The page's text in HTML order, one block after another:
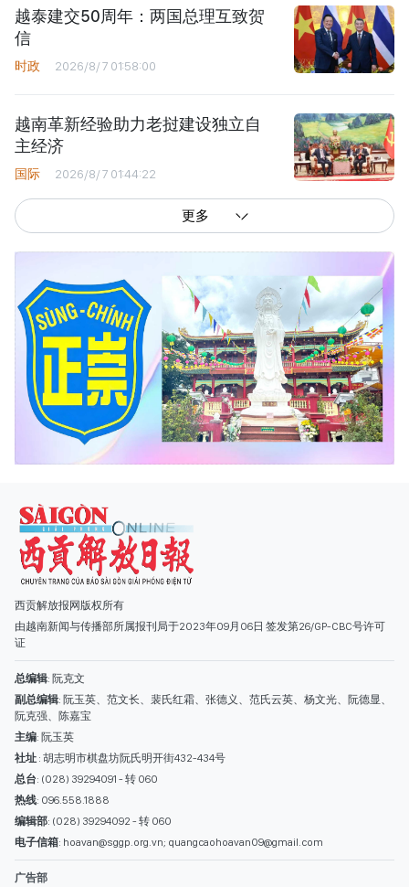
越泰建交50周年：两国总理互致贺
信
时政 2026/8/7 01:58:00
越南革新经验助力老挝建设独立自
主经济
国际 2026/8/7 01:44:22
更多
西贡解放报网版权所有
由越南新闻与传播部所属报刊局于2023年09月06日 签发第26/GP-CBC号许可
副总编辑: 阮玉英、范文长、裴氏红霜、张德义、范氏云英、杨文光、阮德显、
阮克强、陈嘉宝
主编: 阮玉英
社址: 胡志明市棋盘坊阮氏明开街432-434号
总台: (028) 39294091 - 转 060
热线: 096.558.1888
编辑部: (028) 39294092 - 转 060
电子信箱
广告部
(028) 38334185
quangcaohoavan09@gmail.com;
类别